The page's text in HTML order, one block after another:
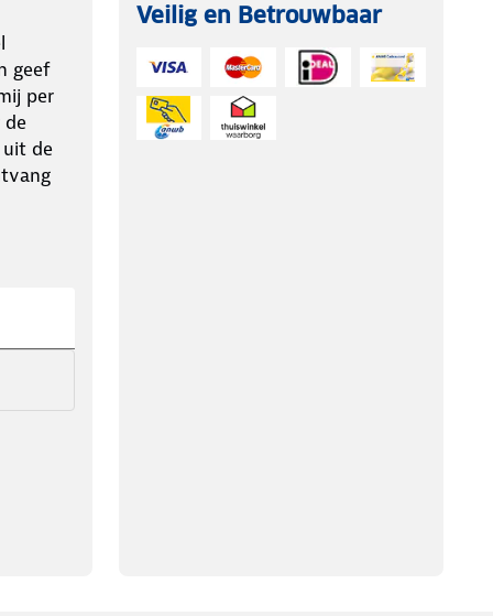
geef
per
de
uit de
Veilig en Betrouwbaar